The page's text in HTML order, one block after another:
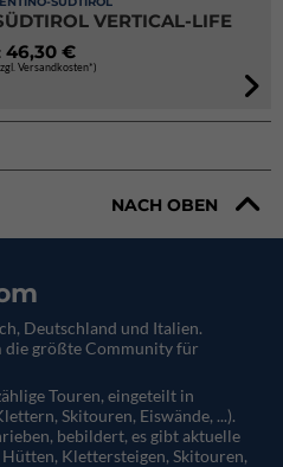
VERTICAL-LIFE
46,30 €
Versandkosten*)
NACH OBEN
Deutschland und Italien.
die größte Community für
Touren, eingeteilt in
Skitouren, Eiswände, ...).
bebildert, es gibt aktuelle
Klettersteigen, Skitouren,